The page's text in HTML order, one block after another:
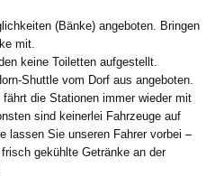
(Bänke) angeboten. Bringen
mit.
keine Toiletten aufgestellt.
Shuttle vom Dorf aus angeboten.
die Stationen immer wieder mit
sind keinerlei Fahrzeuge auf
lassen Sie unseren Fahrer vorbei –
gekühlte Getränke an der